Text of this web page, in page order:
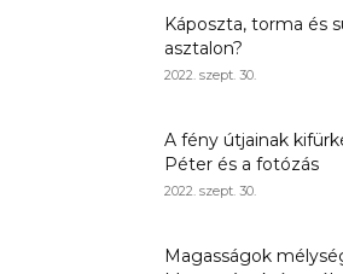
Káposzta, torma és
asztalon?
2022. szept. 30.
A fény útjainak
Péter és a fotózás
2022. szept. 30.
Magasságok